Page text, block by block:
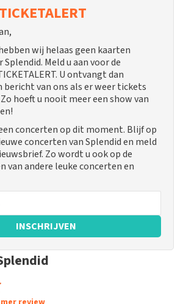
TICKETALERT
wij helaas geen kaarten
Meld u aan voor de
U ontvangt dan
van ons als er weer tickets
hoeft u nooit meer een show van
concerten op dit moment. Blijf op
concerten van Splendid en meld
Zo wordt u ook op de
van andere leuke concerten en
INSCHRIJVEN